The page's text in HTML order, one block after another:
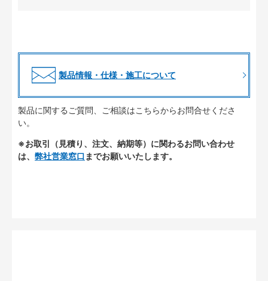
製品情報・仕様・施工について
製品に関するご質問、ご相談はこちらからお問合せくださ
い。
※お取引（見積り、注文、納期等）に関わるお問い合わせ
は、 弊社営業窓口 までお願いいたします。